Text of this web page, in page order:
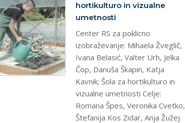
hortikulturo in vizualne
umetnosti
Center RS za poklicno
izobraževanje: Mihaela Žveglič,
Ivana Belasić, Valter Urh, Jelka
Čop, Danuša Škapin, Katja
Kavnik; Šola za hortikulturo in
vizualne umetnosti Celje:
Romana Špes, Veronika Cvetko,
Štefanija Kos Zidar, Anja Žužej